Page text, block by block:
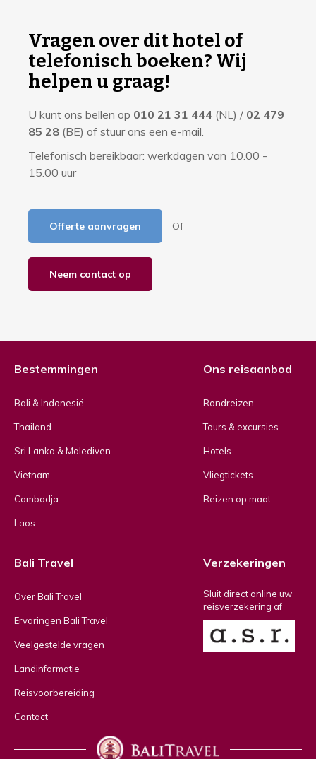
Vragen over dit hotel of
telefonisch boeken? Wij
helpen u graag!
U kunt ons bellen op 010 21 31 444 (NL) / 02 479
85 28 (BE) of stuur ons een e-mail.
Telefonisch bereikbaar: werkdagen van 10.00 -
15.00 uur
Offerte aanvragen Of
Neem contact op
Bestemmingen
Bali & Indonesië
Thailand
Sri Lanka & Malediven
Vietnam
Cambodja
Laos
Ons reisaanbod
Rondreizen
Tours & excursies
Hotels
Vliegtickets
Reizen op maat
Bali Travel
Over Bali Travel
Ervaringen Bali Travel
Veelgestelde vragen
Landinformatie
Reisvoorbereiding
Contact
Verzekeringen
Sluit direct online uw
reisverzekering af